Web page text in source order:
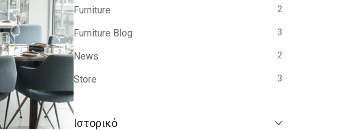
Furniture 2
Furniture Blog 3
News 2
Store 3
Ιστορικό